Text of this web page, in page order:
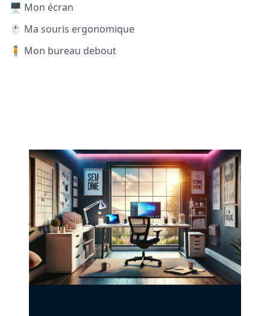
🖥️ Mon écran
🖱️ Ma souris ergonomique
🧍 Mon bureau debout